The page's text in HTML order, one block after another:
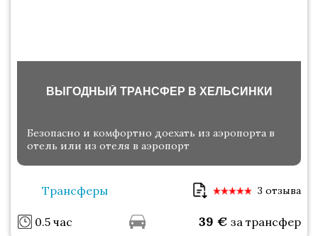
ВЫГОДНЫЙ ТРАНСФЕР В ХЕЛЬСИНКИ
Безопасно и комфортно доехать из аэропорта в
отель или из отеля в аэропорт
Трансферы 3 отзыва
0.5 час 39 € за трансфер